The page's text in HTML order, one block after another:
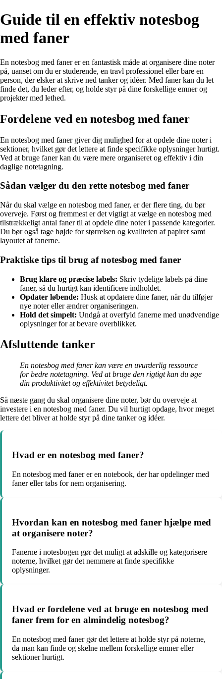
Guide til en effektiv notesbog
med faner
En notesbog med faner er en fantastisk måde at organisere dine noter
på, uanset om du er studerende, en travl professionel eller bare en
person, der elsker at skrive ned tanker og idéer. Med faner kan du let
finde det, du leder efter, og holde styr på dine forskellige emner og
projekter med lethed.
Fordelene ved en notesbog med faner
En notesbog med faner giver dig mulighed for at opdele dine noter i
sektioner, hvilket gør det lettere at finde specifikke oplysninger hurtigt.
Ved at bruge faner kan du være mere organiseret og effektiv i din
daglige notetagning.
Sådan vælger du den rette notesbog med faner
Når du skal vælge en notesbog med faner, er der flere ting, du bør
overveje. Først og fremmest er det vigtigt at vælge en notesbog med
tilstrækkeligt antal faner til at opdele dine noter i passende kategorier.
Du bør også tage højde for størrelsen og kvaliteten af papiret samt
layoutet af fanerne.
Praktiske tips til brug af notesbog med faner
Brug klare og præcise labels: Skriv tydelige labels på dine
faner, så du hurtigt kan identificere indholdet.
Opdater løbende: Husk at opdatere dine faner, når du tilføjer
nye noter eller ændrer organiseringen.
Hold det simpelt: Undgå at overfyld fanerne med unødvendige
oplysninger for at bevare overblikket.
Afsluttende tanker
En notesbog med faner kan være en uvurderlig ressource
for bedre notetagning. Ved at bruge den rigtigt kan du øge
din produktivitet og effektivitet betydeligt.
Så næste gang du skal organisere dine noter, bør du overveje at
investere i en notesbog med faner. Du vil hurtigt opdage, hvor meget
lettere det bliver at holde styr på dine tanker og idéer.
Hvad er en notesbog med faner?
En notesbog med faner er en notebook, der har opdelinger med
faner eller tabs for nem organisering.
Hvordan kan en notesbog med faner hjælpe med
at organisere noter?
Fanerne i notesbogen gør det muligt at adskille og kategorisere
noterne, hvilket gør det nemmere at finde specifikke
oplysninger.
Hvad er fordelene ved at bruge en notesbog med
faner frem for en almindelig notesbog?
En notesbog med faner gør det lettere at holde styr på noterne,
da man kan finde og skelne mellem forskellige emner eller
sektioner hurtigt.